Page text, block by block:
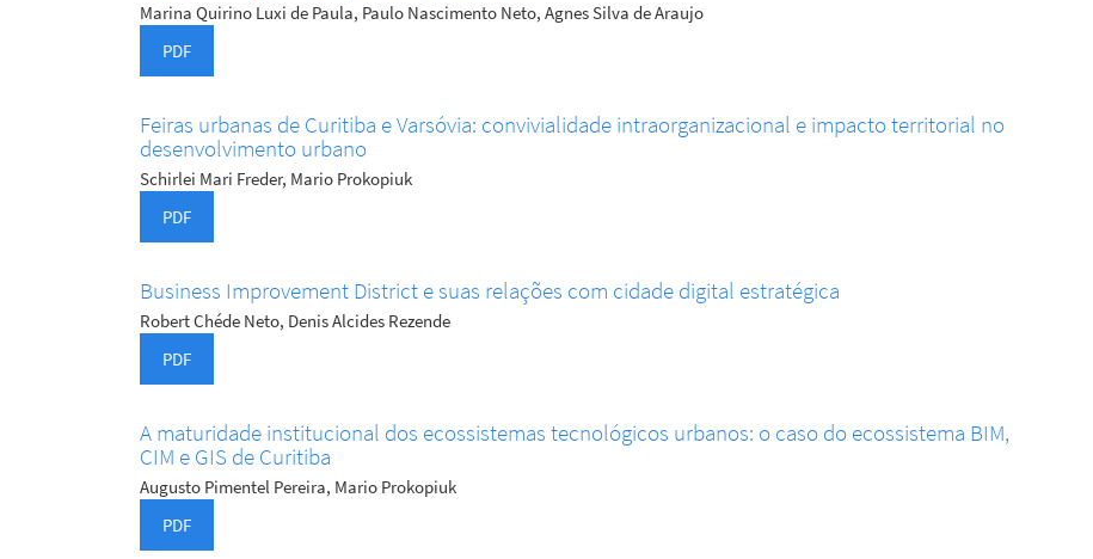
Marina Quirino Luxi de Paula, Paulo Nascimento Neto, Agnes Silva de Araujo
PDF
Feiras urbanas de Curitiba e Varsóvia: convivialidade intraorganizacional e impacto territorial no
desenvolvimento urbano
Schirlei Mari Freder, Mario Prokopiuk
PDF
Business Improvement District e suas relações com cidade digital estratégica
Robert Chéde Neto, Denis Alcides Rezende
PDF
A maturidade institucional dos ecossistemas tecnológicos urbanos: o caso do ecossistema BIM,
CIM e GIS de Curitiba
Augusto Pimentel Pereira, Mario Prokopiuk
PDF